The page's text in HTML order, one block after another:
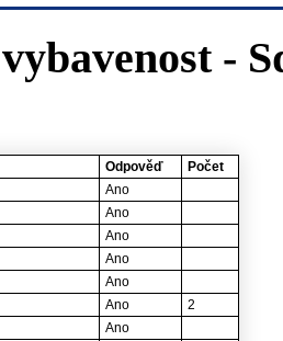
-
Odpověď
Počet
Ano
Ano
Ano
Ano
Ano
Ano
2
Ano